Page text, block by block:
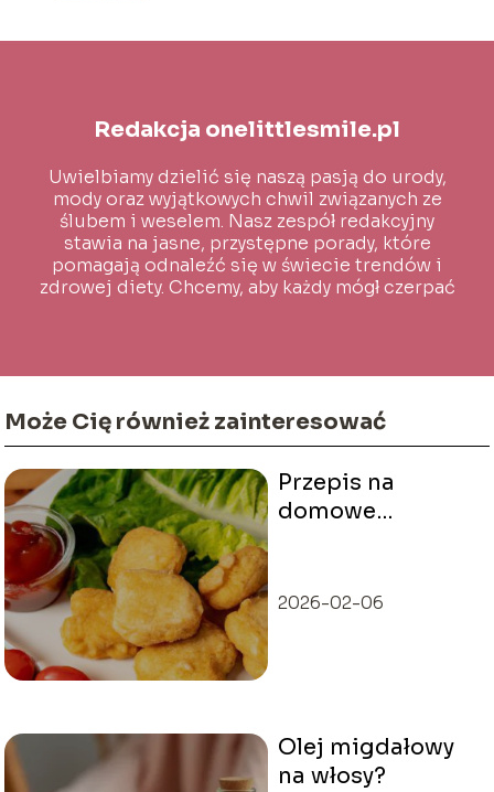
Redakcja onelittlesmile.pl
Uwielbiamy dzielić się naszą pasją do urody,
mody oraz wyjątkowych chwil związanych ze
ślubem i weselem. Nasz zespół redakcyjny
stawia na jasne, przystępne porady, które
pomagają odnaleźć się w świecie trendów i
zdrowej diety. Chcemy, aby każdy mógł czerpać
Może Cię również zainteresować
Przepis na
domowe
2026-02-06
Olej migdałowy
na włosy?